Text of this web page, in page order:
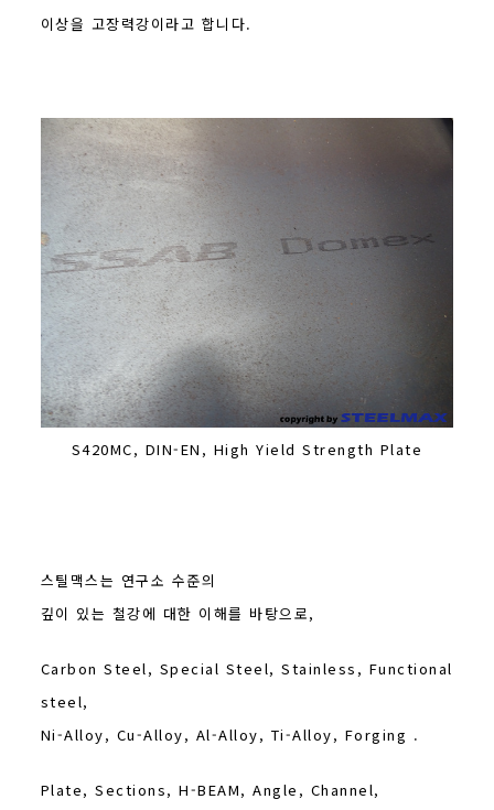
이상을 고장력강이라고 합니다.
S420MC, DIN-EN, High Yield Strength Plate
스틸맥스는 연구소 수준의
깊이 있는 철강에 대한 이해를 바탕으로,
Carbon Steel, Special Steel, Stainless, Functional
steel,
Ni-Alloy, Cu-Alloy, Al-Alloy, Ti-Alloy, Forging .
Plate, Sections, H-BEAM, Angle, Channel,